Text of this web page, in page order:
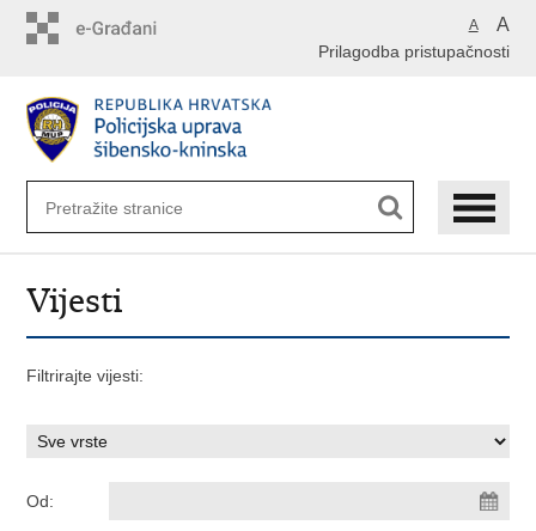
A A
Prilagodba pristupačnosti
Vijesti
Filtrirajte vijesti:
Od: